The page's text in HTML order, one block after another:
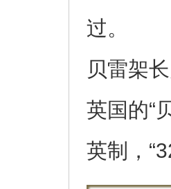
过。
贝雷架
英国的“
英制，